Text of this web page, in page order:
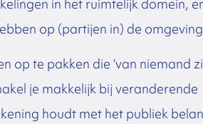
in het ruimtelijk domein,
op (partijen in) de
op te pakken die ‘van niemand
je makkelijk bij veranderende
houdt met het publiek